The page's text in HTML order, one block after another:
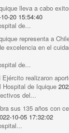
lleva a cabo
20 15:54:40
de...
representa a
excelencia en el
de...
realizaron
Hospital de Iquique
del...
sus 135 años con
10-05 17:32:02